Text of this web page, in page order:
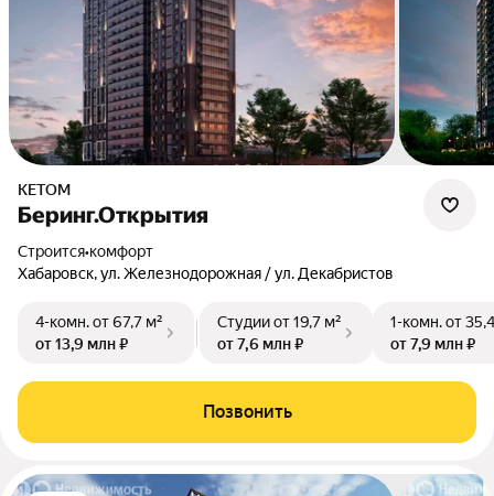
КЕТОМ
Беринг.Открытия
Строится•комфорт
Хабаровск, ул. Железнодорожная / ул. Декабристов
4-комн.от 67,7 м²
от 13,9 млн ₽
Студииот 19,7 м²
от 7,6 млн ₽
1-комн.от
от 7,9 млн ₽
Позвонить